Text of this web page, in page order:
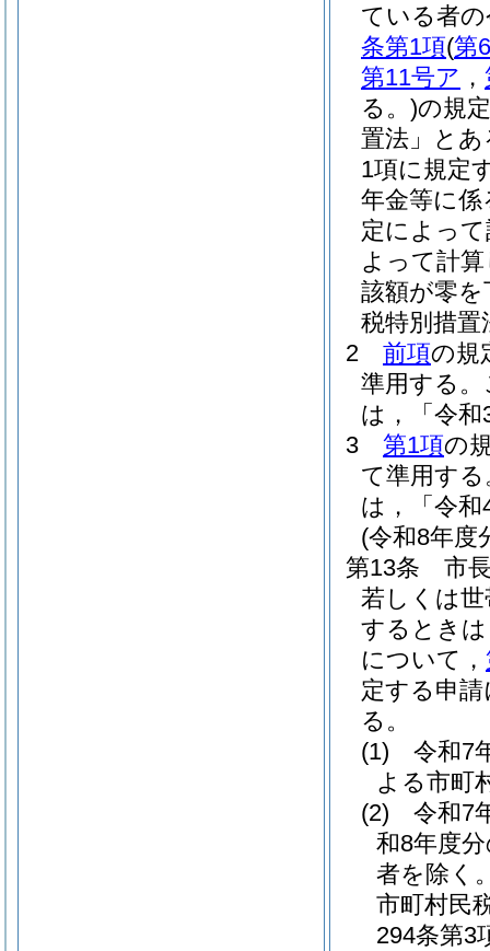
ている者
条第1項(第
第11号ア ，
る。)の規
置法」と
1項に規定
年金等に
定によっ
よって計
該額が零
税特別措
2
前項の規
準用する。
は，「令
3
第1項の
て準用する
は，「令
(令和8年度
第13条
市
若しくは
するとき
について，
定する申
る。
(1)
令和7
よる市町
(2)
令和7
和8年度
者を除く
市町村民
294条第3